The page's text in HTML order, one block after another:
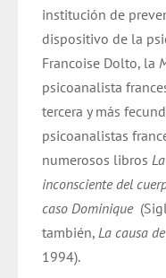
institución de
dispositivo de la
Francoise Dolto, la
psicoanalista
tercera y más
psicoanalistas
numerosos libros
inconsciente del
caso Dominique
también,La causa
1994).